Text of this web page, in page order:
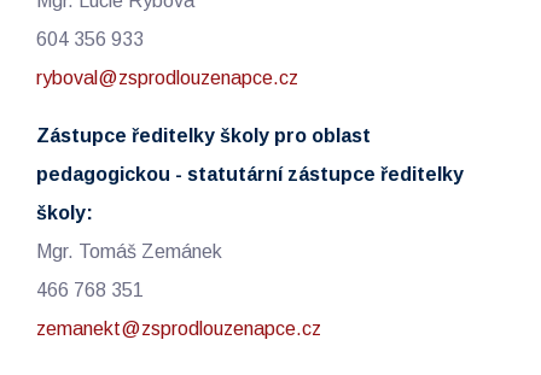
604 356 933
ryboval@zsprodlouzenapce.cz
Zástupce ředitelky školy pro oblast
pedagogickou - statutární zástupce ředitelky
školy:
Mgr. Tomáš Zemánek
466 768 351
zemanekt@zsprodlouzenapce.cz